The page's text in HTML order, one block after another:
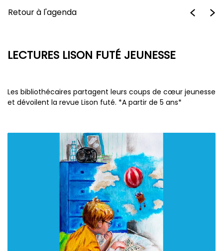
Retour à l'agenda
LECTURES LISON FUTÉ JEUNESSE
Les bibliothécaires partagent leurs coups de cœur jeunesse
et dévoilent la revue Lison futé. *A partir de 5 ans*